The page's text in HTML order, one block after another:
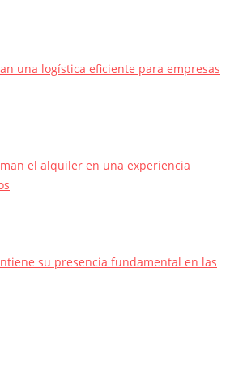
una logística eficiente para empresas
el alquiler en una experiencia
su presencia fundamental en las